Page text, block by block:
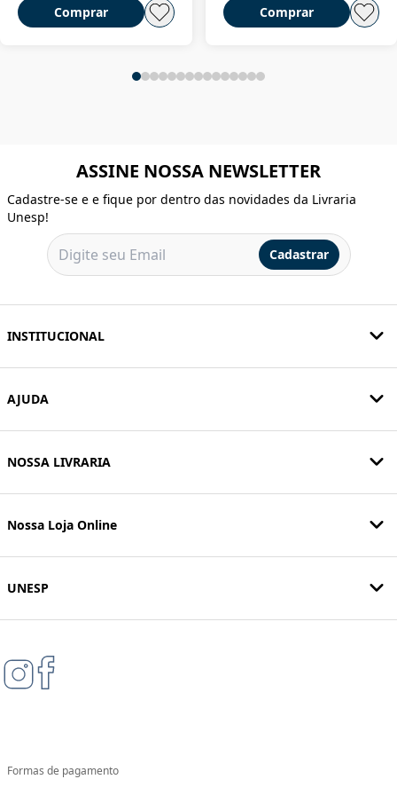
Comprar Comprar
ASSINE NOSSA NEWSLETTER
Cadastre-se e e fique por dentro das novidades da Livraria
Unesp!
Cadastrar
INSTITUCIONAL
AJUDA
NOSSA LIVRARIA
Nossa Loja Online
UNESP
Formas de pagamento